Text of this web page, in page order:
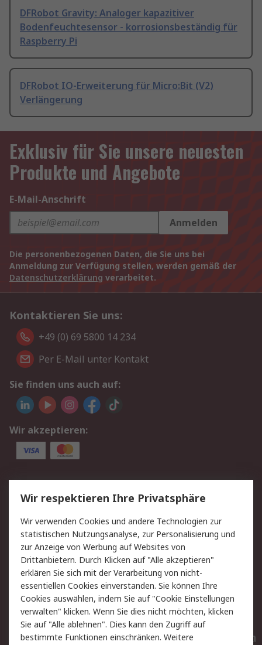
DFRobot Gravity: Analoger kapazitiver
Bodenfeuchtesensor - korrosionsbeständig für
Raspberry Pi
DFRobot IO-Erweiterung für Micro:Bit (V2)
Verlängerung
Exklusiv für Sie unsere neuesten
Produkte und Angebote
E-Mail-Anschrift
Anmelden
Die personenbezogenen Daten, die Sie uns bei
Anmeldung zur Verfügung stellen, werden gemäß der
Datenschutzerklärung verarbeitet.
Kontaktieren Sie uns:
+49 (0) 69 5800 14 234
Per E-Mail unter Kontakt
Sie finden uns auch auf:
Wir akzeptieren:
Service
Value Added Services
Lieferlösungen
Rücksendungen
Kontakt
Hilfe
Privatkunden
Rechtliches
AGB
Datenschutz
Cookie-Richtlinie
Zahlungsbedingungen
Copyright/Impressum
Entsorgung
Elektrogeräte/Batterien
Wir respektieren Ihre Privatsphäre
Wir verwenden Cookies und andere Technologien zur
statistischen Nutzungsanalyse, zur Personalisierung und
zur Anzeige von Werbung auf Websites von
Drittanbietern. Durch Klicken auf "Alle akzeptieren"
erklären Sie sich mit der Verarbeitung von nicht-
essentiellen Cookies einverstanden. Sie können Ihre
Cookies auswählen, indem Sie auf "Cookie Einstellungen
verwalten" klicken. Wenn Sie dies nicht möchten, klicken
Sie auf "Alle ablehnen". Dies kann den Zugriff auf
bestimmte Funktionen einschränken. Weitere